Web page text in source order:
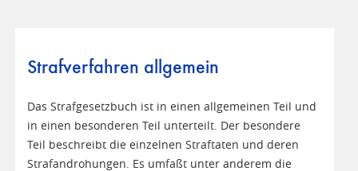
Strafverfahren allgemein
Das Strafgesetzbuch ist in einen allgemeinen Teil und
in einen besonderen Teil unterteilt. Der besondere
Teil beschreibt die einzelnen Straftaten und deren
Strafandrohungen. Es umfaßt unter anderem die